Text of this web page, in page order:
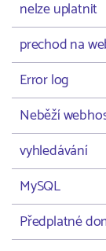
nelze uplatnit
prechod na
Error log
Neběží
vyhledávání
MySQL
Předplatné